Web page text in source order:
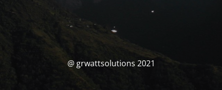
@ grwattsolutions 2021